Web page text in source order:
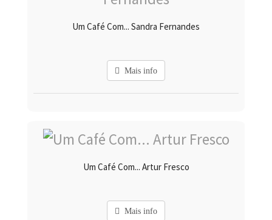
Um Café Com... Sandra Fernandes
Mais info
Um Café Com... Artur Fresco
Mais info